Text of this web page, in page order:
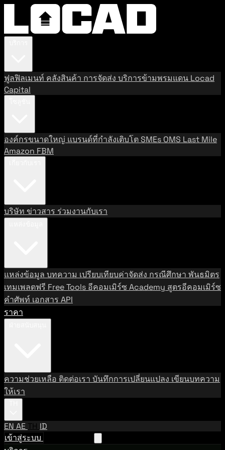
ฟูลฟิลเมนท์ คลังสินค้า การจัดส่ง บริการข้ามพรมแดน Locad
Capital
องค์กรขนาดใหญ่ แบรนด์ที่กำลังเติบโตSMEs OMS Last Mile
Amazon FBM
บริษัท ข่าวสาร ร่วมงานกับเรา
แหล่งข้อมูล บทความ เปรียบเทียบค่าจัดส่ง กรณีศึกษา พันธมิตร
เทมเพลตฟรี Free Tools อีคอมเมิร์ซ Academy สูตรอีคอมเมิร์ซ
คำศัพท์ เอกสาร API
ราคา
ความช่วยเหลือ ติดต่อเรา บันทึกการเปลี่ยนแปลง เขียนบทความ
ให้เรา
EN AE TH ID
เข้าสู่ระบบ